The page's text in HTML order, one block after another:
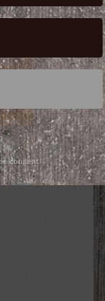
consent